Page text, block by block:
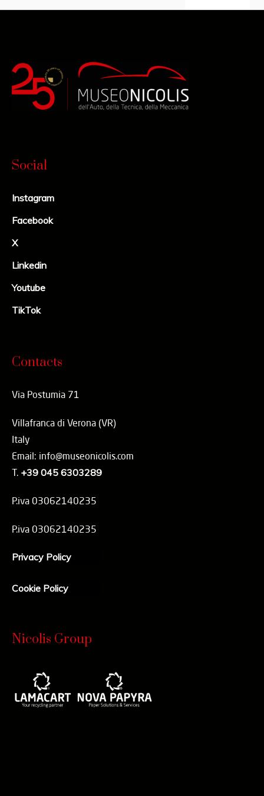
Social
Instagram
Facebook
X
Linkedin
Youtube
TikTok
Contacts
Via Postumia 71
Villafranca di Verona (VR)
Italy
Email: info@museonicolis.com
T. +39 045 6303289
P.iva 03062140235
P.iva 03062140235
Privacy Policy
Cookie Policy
Nicolis Group